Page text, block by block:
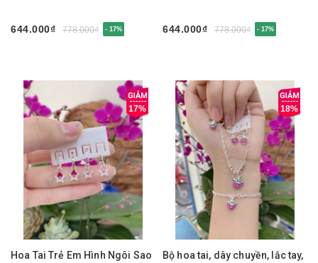
644.000₫ 778.000₫ - 17% 644.000₫ 778.000₫ - 17%
17%
Hoa Tai Trẻ Em Hình Ngôi Sao
18%
Bộ hoa tai, dây chuyền, lắc tay,